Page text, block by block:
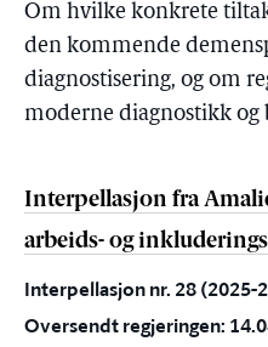
Om hvilke konkrete
den kommende
diagnostisering, og om
moderne diagnostikk og
Interpellasjon fra
arbeids- og
Interpellasjon nr. 28 (2025-
Oversendt regjeringen: